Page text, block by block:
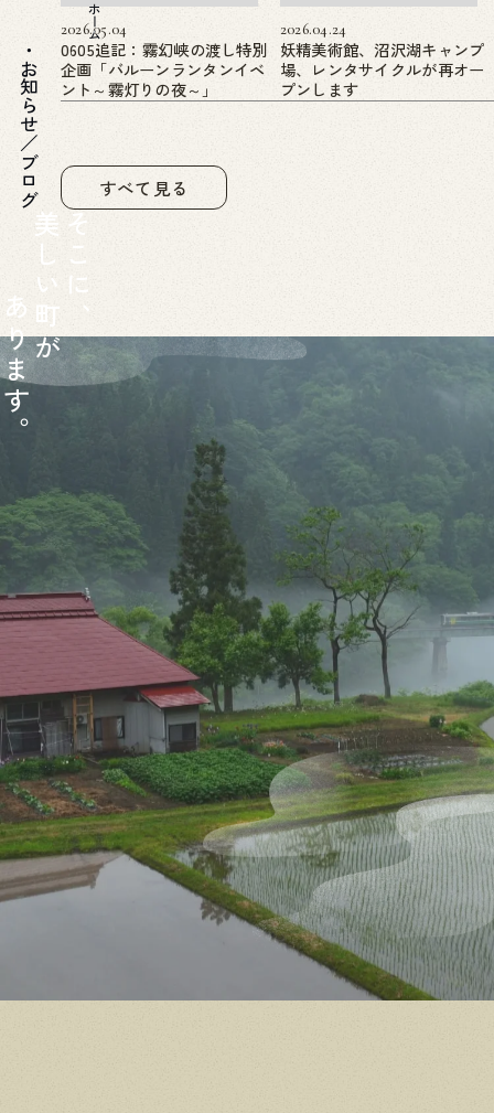
2026.05.04
0605追記：霧幻峡の渡し特別
企画「バルーンランタンイベ
ント～霧灯りの夜～」
2026.04.24
妖精美術館、沼沢湖キャンプ
場、レンタサイクルが再オー
プンします
すべて見る
ホーム
お知らせ／ブログ
そ
こ
に
、
美
し
い
町
が